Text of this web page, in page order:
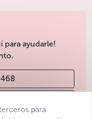
para ayudarle!
para